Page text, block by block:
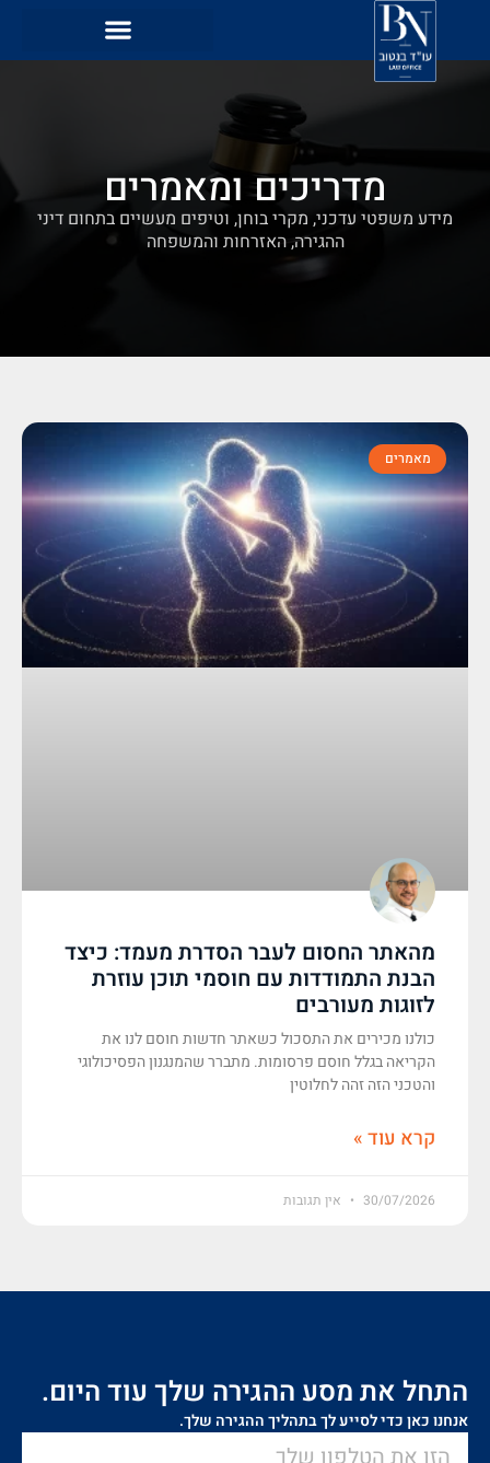
מדריכים ומאמרים
מידע משפטי עדכני, מקרי בוחן, וטיפים מעשיים בתחום דיני
ההגירה, האזרחות והמשפחה
מאמרים
מהאתר החסום לעבר הסדרת מעמד: כיצד
הבנת התמודדות עם חוסמי תוכן עוזרת
לזוגות מעורבים
כולנו מכירים את התסכול כשאתר חדשות חוסם לנו את
הקריאה בגלל חוסם פרסומות. מתברר שהמנגנון הפסיכולוגי
והטכני הזה זהה לחלוטין
קרא עוד »
30/07/2026 אין תגובות
התחל את מסע ההגירה שלך עוד היום.
אנחנו כאן כדי לסייע לך בתהליך ההגירה שלך.